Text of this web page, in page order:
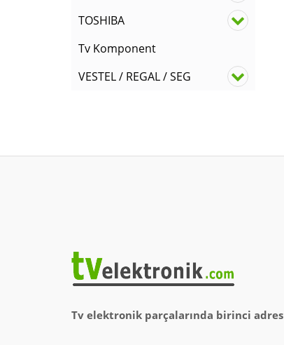
TOSHIBA
Tv Komponent
VESTEL / REGAL / SEG
Tv elektronik parçalarında birinci adres